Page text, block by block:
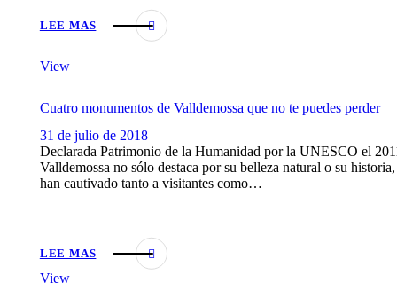
LEE MAS
View
Cuatro monumentos de Valldemossa que no te puedes perder
31 de julio de 2018
Declarada Patrimonio de la Humanidad por la UNESCO el
Valldemossa no sólo destaca por su belleza natural o su
han cautivado tanto a visitantes como…
LEE MAS
View